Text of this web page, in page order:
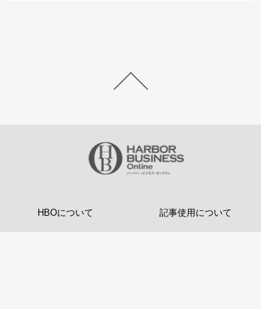
HBOについて 記事使用について